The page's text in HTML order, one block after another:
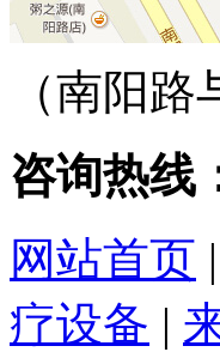
（南阳
咨询热线
网站首页 |
疗设备 |